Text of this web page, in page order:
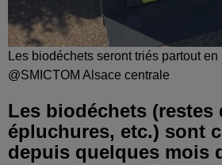
Les biodéchets seront triés partout
@SMICTOM Alsace centrale
Les biodéchets (restes
épluchures, etc.) sont
depuis quelques mois